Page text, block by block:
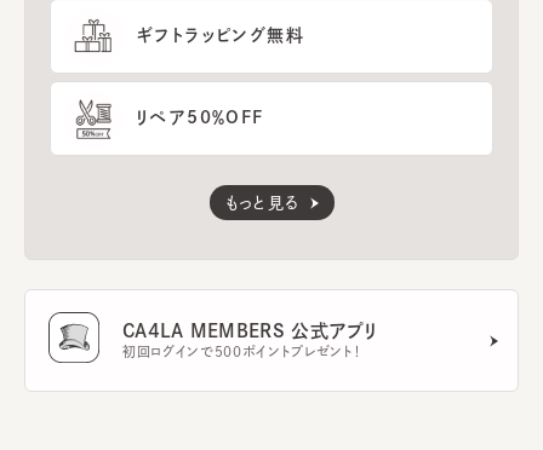
ギフトラッピング無料
リペア50％OFF
もっと見る
CA4LA MEMBERS 公式アプリ
初回ログインで500ポイントプレゼント！